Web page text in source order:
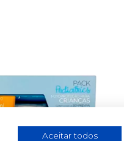
Aceitar todos